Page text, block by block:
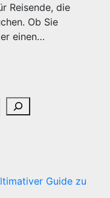
Reisende, die
Ob Sie
einen…
Guide zu